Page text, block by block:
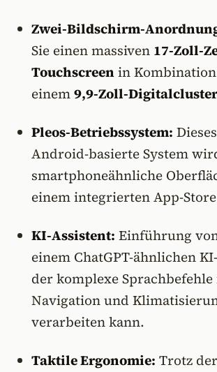
Zwei-Bildschirm-
Sie einen massiven 17-Zoll-
Touchscreenin
einem9,9-Zoll-Digitalcluster
Pleos-Betriebssystem:
Android-basierte System
smartphoneähnliche
einem integrierten App-
KI-Assistent: Einführung
einem ChatGPT-ähnlichen
der komplexe
Navigation und
verarbeiten kann.
Taktile Ergonomie: Trotz